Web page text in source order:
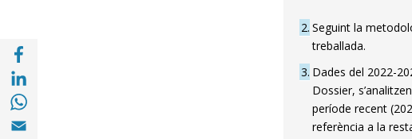
Compartir a Facebook (opens in a new window)
Compartir a with Linkedin (opens in a new
Compartir a with Whatsapp (opens in a new
Compartir a Email (opens in a new window)
2 Seguint la
treballada.
3 Dades del 2022-
Dossier,
període recent
referència a la